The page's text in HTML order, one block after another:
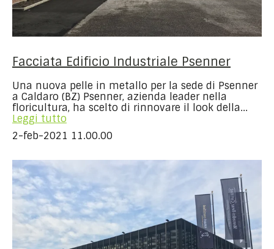
Facciata Edificio Industriale Psenner
Una nuova pelle in metallo per la sede di Psenner
a Caldaro (BZ) Psenner, azienda leader nella
floricultura, ha scelto di rinnovare il look della...
Leggi tutto
2-feb-2021 11.00.00